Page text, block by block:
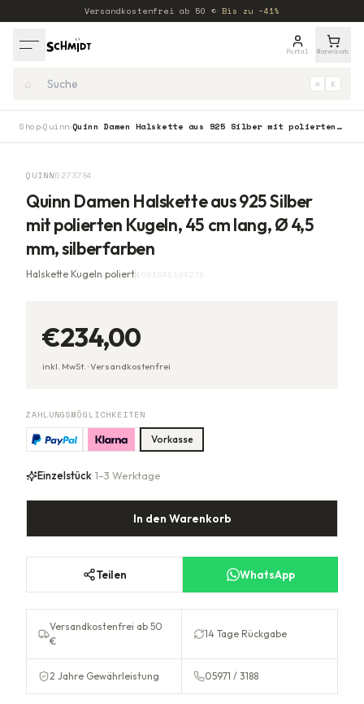
Versandkostenfrei ab 50 € Bis zu −41%
Portal Warenkorb
⌕ ⌘ K
Shop›Quinn› Quinn Damen Halskette aus 925 Silber mit polierten Kugeln, 45 cm lang, Ø 4,5 mm, silberfarben
QUINN0273784
Quinn Damen Halskette aus 925 Silber
mit polierten Kugeln, 45 cm lang, Ø 4,5
mm, silberfarben
Halskette Kugeln poliert4061845194275
€234,00
inkl. MwSt. ·Versandkostenfrei
ZAHLUNGSMÖGLICHKEITEN
Vorkasse
Einzelstück· 1–3 Werktage
In den Warenkorb
Teilen WhatsApp
Versandkostenfrei ab 50
€
14 Tage Rückgabe
2 Jahre Gewährleistung 05971 / 3188